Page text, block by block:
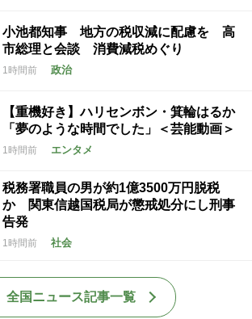
小池都知事 地方の税収減に配慮を 高
市総理と会談 消費減税めぐり
1時間前 政治
【重機好き】ハリセンボン・箕輪はるか
「夢のような時間でした」＜芸能動画＞
1時間前 エンタメ
税務署職員の男が約1億3500万円脱税
か 関東信越国税局が懲戒処分にし刑事
告発
1時間前 社会
全国ニュース記事一覧